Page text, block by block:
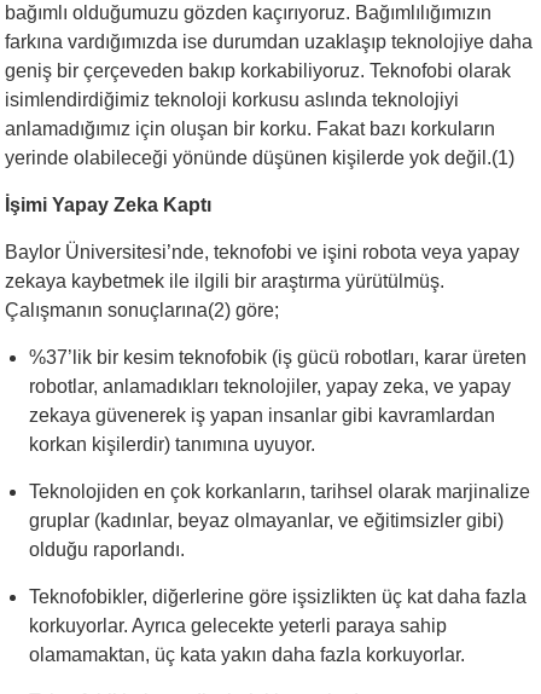
bağımlı olduğumuzu gözden kaçırıyoruz. Bağımlılığımızın
farkına vardığımızda ise durumdan uzaklaşıp teknolojiye daha
geniş bir çerçeveden bakıp korkabiliyoruz. Teknofobi olarak
isimlendirdiğimiz teknoloji korkusu aslında teknolojiyi
anlamadığımız için oluşan bir korku. Fakat bazı korkuların
yerinde olabileceği yönünde düşünen kişilerde yok değil.(1)
İşimi Yapay Zeka Kaptı
Baylor Üniversitesi’nde, teknofobi ve işini robota veya yapay
zekaya kaybetmek ile ilgili bir araştırma yürütülmüş.
Çalışmanın sonuçlarına(2) göre;
%37’lik bir kesim teknofobik (iş gücü robotları, karar üreten
robotlar, anlamadıkları teknolojiler, yapay zeka, ve yapay
zekaya güvenerek iş yapan insanlar gibi kavramlardan
korkan kişilerdir) tanımına uyuyor.
Teknolojiden en çok korkanların, tarihsel olarak marjinalize
gruplar (kadınlar, beyaz olmayanlar, ve eğitimsizler gibi)
olduğu raporlandı.
Teknofobikler, diğerlerine göre işsizlikten üç kat daha fazla
korkuyorlar. Ayrıca gelecekte yeterli paraya sahip
olamamaktan, üç kata yakın daha fazla korkuyorlar.